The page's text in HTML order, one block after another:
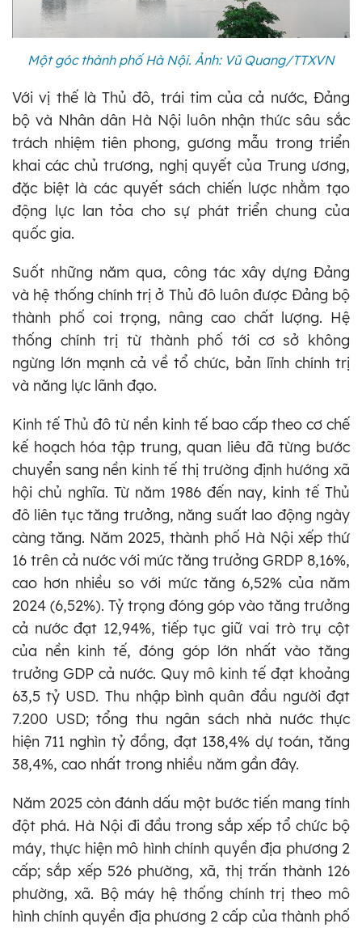
Một góc thành phố Hà Nội. Ảnh: Vũ Quang/TTXVN
Với vị thế là Thủ đô, trái tim của cả nước, Đảng
bộ và Nhân dân Hà Nội luôn nhận thức sâu sắc
trách nhiệm tiên phong, gương mẫu trong triển
khai các chủ trương, nghị quyết của Trung ương,
đặc biệt là các quyết sách chiến lược nhằm tạo
động lực lan tỏa cho sự phát triển chung của
quốc gia.
Suốt những năm qua, công tác xây dựng Đảng
và hệ thống chính trị ở Thủ đô luôn được Đảng bộ
thành phố coi trọng, nâng cao chất lượng. Hệ
thống chính trị từ thành phố tới cơ sở không
ngừng lớn mạnh cả về tổ chức, bản lĩnh chính trị
và năng lực lãnh đạo.
Kinh tế Thủ đô từ nền kinh tế bao cấp theo cơ chế
kế hoạch hóa tập trung, quan liêu đã từng bước
chuyển sang nền kinh tế thị trường định hướng xã
hội chủ nghĩa. Từ năm 1986 đến nay, kinh tế Thủ
đô liên tục tăng trưởng, năng suất lao động ngày
càng tăng. Năm 2025, thành phố Hà Nội xếp thứ
16 trên cả nước với mức tăng trưởng GRDP 8,16%,
cao hơn nhiều so với mức tăng 6,52% của năm
2024 (6,52%). Tỷ trọng đóng góp vào tăng trưởng
cả nước đạt 12,94%, tiếp tục giữ vai trò trụ cột
của nền kinh tế, đóng góp lớn nhất vào tăng
trưởng GDP cả nước. Quy mô kinh tế đạt khoảng
63,5 tỷ USD. Thu nhập bình quân đầu người đạt
7.200 USD; tổng thu ngân sách nhà nước thực
hiện 711 nghìn tỷ đồng, đạt 138,4% dự toán, tăng
38,4%, cao nhất trong nhiều năm gần đây.
Năm 2025 còn đánh dấu một bước tiến mang tính
đột phá. Hà Nội đi đầu trong sắp xếp tổ chức bộ
máy, thực hiện mô hình chính quyền địa phương 2
cấp; sắp xếp 526 phường, xã, thị trấn thành 126
phường, xã. Bộ máy hệ thống chính trị theo mô
hình chính quyền địa phương 2 cấp của thành phố